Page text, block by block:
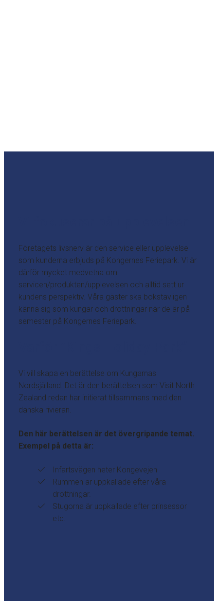
Företagets livsnerv är den service eller upplevelse
som kunderna erbjuds på Kongernes Feriepark. Vi är
därför mycket medvetna om
servicen/produkten/upplevelsen och alltid sett ur
kundens perspektiv. Våra gäster ska bokstavligen
känna sig som kungar och drottningar när de är på
semester på Kongernes Feriepark.
Vi vill skapa en berättelse om Kungarnas
Nordsjälland. Det är den berättelsen som Visit North
Zealand redan har initierat tillsammans med den
danska rivieran.
Den här berättelsen är det övergripande temat.
Exempel på detta är:
Infartsvägen heter Kongevejen
Rummen är uppkallade efter våra
drottningar.
Stugorna är uppkallade efter prinsessor
etc.